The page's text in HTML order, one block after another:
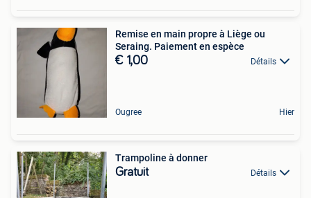
Remise en main propre à Liège ou
Seraing. Paiement en espèce
€ 1,00 Détails
Ougree Hier
Trampoline à donner
Gratuit Détails